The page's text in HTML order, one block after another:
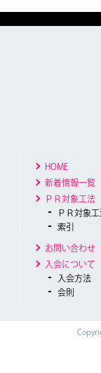
HOME
新着情報一覧
ＰＲ対象工法
ＰＲ対象
索引
お問い合わせ
入会について
入会方法
会則